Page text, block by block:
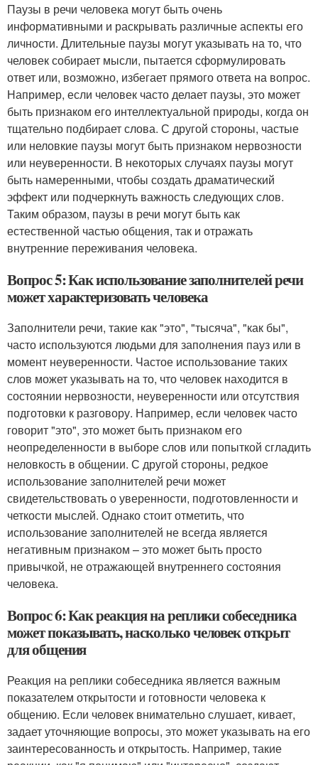
Паузы в речи человека могут быть очень
информативными и раскрывать различные аспекты его
личности. Длительные паузы могут указывать на то, что
человек собирает мысли, пытается сформулировать
ответ или, возможно, избегает прямого ответа на вопрос.
Например, если человек часто делает паузы, это может
быть признаком его интеллектуальной природы, когда он
тщательно подбирает слова. С другой стороны, частые
или неловкие паузы могут быть признаком нервозности
или неуверенности. В некоторых случаях паузы могут
быть намеренными, чтобы создать драматический
эффект или подчеркнуть важность следующих слов.
Таким образом, паузы в речи могут быть как
естественной частью общения, так и отражать
внутренние переживания человека.
Вопрос 5: Как использование заполнителей речи
может характеризовать человека
Заполнители речи, такие как "это", "тысяча", "как бы",
часто используются людьми для заполнения пауз или в
момент неуверенности. Частое использование таких
слов может указывать на то, что человек находится в
состоянии нервозности, неуверенности или отсутствия
подготовки к разговору. Например, если человек часто
говорит "это", это может быть признаком его
неопределенности в выборе слов или попыткой сгладить
неловкость в общении. С другой стороны, редкое
использование заполнителей речи может
свидетельствовать о уверенности, подготовленности и
четкости мыслей. Однако стоит отметить, что
использование заполнителей не всегда является
негативным признаком – это может быть просто
привычкой, не отражающей внутреннего состояния
человека.
Вопрос 6: Как реакция на реплики собеседника
может показывать, насколько человек открыт
для общения
Реакция на реплики собеседника является важным
показателем открытости и готовности человека к
общению. Если человек внимательно слушает, кивает,
задает уточняющие вопросы, это может указывать на его
заинтересованность и открытость. Например, такие